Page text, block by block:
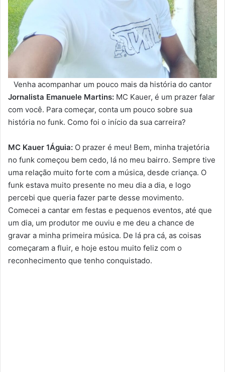
Venha acompanhar um pouco mais da história do cantor
Jornalista Emanuele Martins: MC Kauer, é um prazer falar
com você. Para começar, conta um pouco sobre sua
história no funk. Como foi o início da sua carreira?
MC Kauer 1Águia: O prazer é meu! Bem, minha trajetória
no funk começou bem cedo, lá no meu bairro. Sempre tive
uma relação muito forte com a música, desde criança. O
funk estava muito presente no meu dia a dia, e logo
percebi que queria fazer parte desse movimento.
Comecei a cantar em festas e pequenos eventos, até que
um dia, um produtor me ouviu e me deu a chance de
gravar a minha primeira música. De lá pra cá, as coisas
começaram a fluir, e hoje estou muito feliz com o
reconhecimento que tenho conquistado.